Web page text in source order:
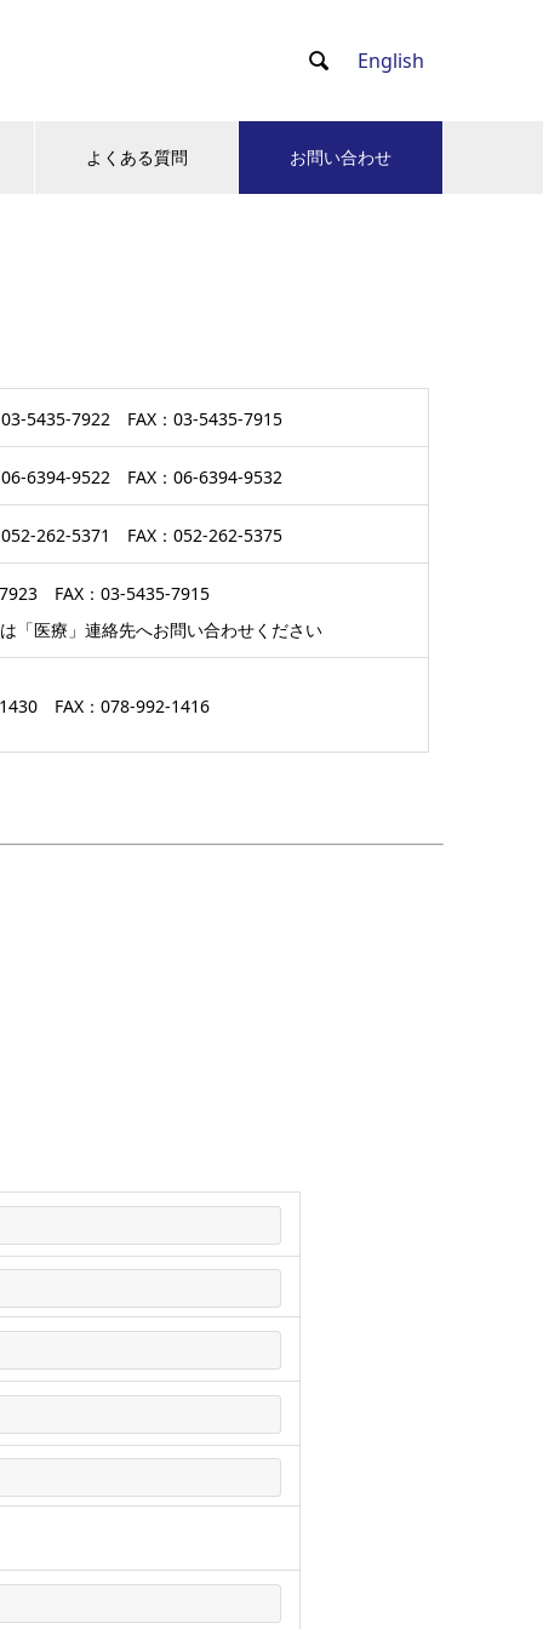
 English
よくある質問 お問い合わせ
5435-7922 FAX：03-5435-7915
6394-9522 FAX：06-6394-9532
262-5371 FAX：052-262-5375
FAX：03-5435-7915
「医療」連絡先へお問い合わせください
FAX：078-992-1416